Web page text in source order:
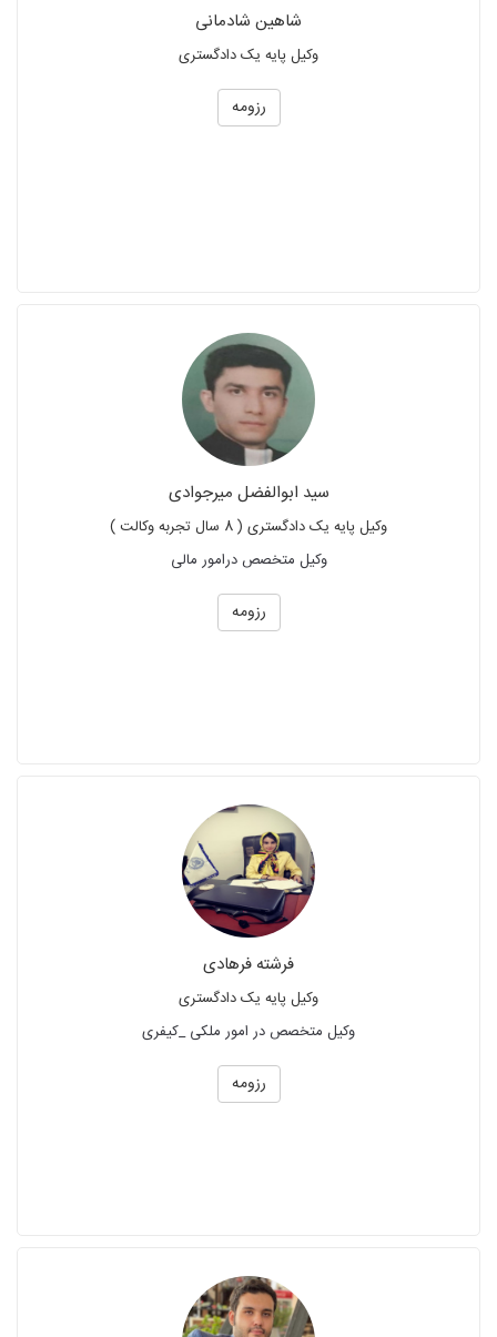
شاهین شادمانی
وکیل پایه یک دادگستری
رزومه
سید ابوالفضل میرجوادی
وکیل پایه یک دادگستری ( 8 سال تجربه وکالت )
وکیل متخصص درامور مالی
رزومه
فرشته فرهادی
وکیل پایه یک دادگستری
وکیل متخصص در امور ملکی _کیفری
رزومه